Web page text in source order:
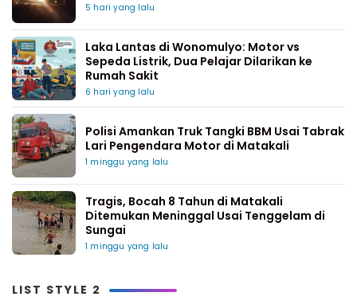
5 hari yang lalu
Laka Lantas di Wonomulyo: Motor vs
Sepeda Listrik, Dua Pelajar Dilarikan ke
Rumah Sakit
6 hari yang lalu
Polisi Amankan Truk Tangki BBM Usai Tabrak
Lari Pengendara Motor di Matakali
1 minggu yang lalu
Tragis, Bocah 8 Tahun di Matakali
Ditemukan Meninggal Usai Tenggelam di
Sungai
1 minggu yang lalu
LIST STYLE 2